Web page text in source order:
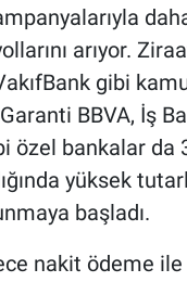
arıyor.
gibi
BBVA, İş
özel bankalar da
yüksek
başladı.
nakit ödeme ile